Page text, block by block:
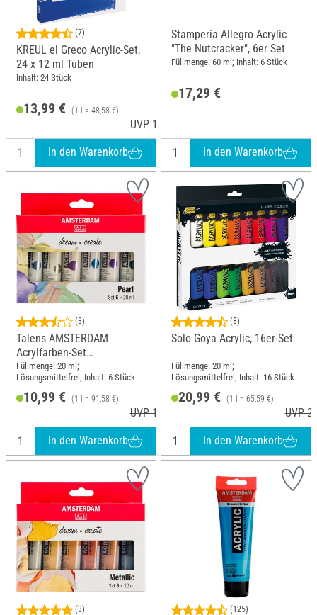
(7)
KREUL el Greco Acrylic-Set,
24 x 12 ml Tuben
Inhalt: 24 Stück
13,99 € (1 l = 48,58 €)
UVP 16,49 €
In den Warenkorb
Stamperia Allegro Acrylic
"The Nutcracker", 6er Set
Füllmenge: 60 ml; Inhalt: 6 Stück
17,29 €
In den Warenkorb
(3)
Talens AMSTERDAM
Acrylfarben-Set
"Pearlescent"
Füllmenge: 20 ml;
Lösungsmittelfrei; Inhalt: 6 Stück
10,99 € (1 l = 91,58 €)
UVP 12,40 €
In den Warenkorb
(8)
Solo Goya Acrylic, 16er-Set
Füllmenge: 20 ml;
Lösungsmittelfrei; Inhalt: 16 Stück
20,99 € (1 l = 65,59 €)
UVP
In den Warenkorb
(3) (125)